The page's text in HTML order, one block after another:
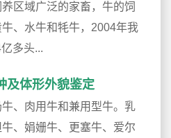
区域广泛的家畜，牛的饲
、水牛和牦牛，2004年我
多头...
及体形外貌鉴定
、肉用牛和兼用型牛。乳
、娟姗牛、更塞牛、爱尔